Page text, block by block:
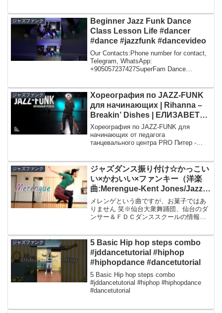
ジャズファンク
Beginner Jazz Funk Dance
Class Lesson Life #dancer
#dance #jazzfunk #dancevideo
Our Contacts:Phone number for contact,
Telegram, WhatsApp:
+905057237427SuperFam Dance
ジャズファンク
Хореография по JAZZ-FUNK
для начинающих | Rihanna –
Breakin’ Dishes | ЕЛИЗАВЕТА
ЩЕРБАКОВА
Хореография по JAZZ-FUNK для
начинающих от педагога
танцевального центра PRO Питер -
ジャズファンク
ジャズダンス振り付け☆かっこい
い×かわいい×ファンキー（洋楽
曲:Merengue-Kent Jones/Jazz
Funk Dance）～ＦＤＣ仙台ダン
ススクール・おしゃれメレンゲ編
メレンゲという曲ですが、お菓子ではあ
りません 笑※仙台大衆舞踊団、仙台のダ
ンサー＆ＦＤＣダンススクールの情報
ハウス）
ジャズファンク
5 Basic Hip hop steps combo
#jddancetutorial #hiphop
#hiphopdance #dancetutorial
5 Basic Hip hop steps combo
#jddancetutorial #hiphop #hiphopdance
#dancetutorial